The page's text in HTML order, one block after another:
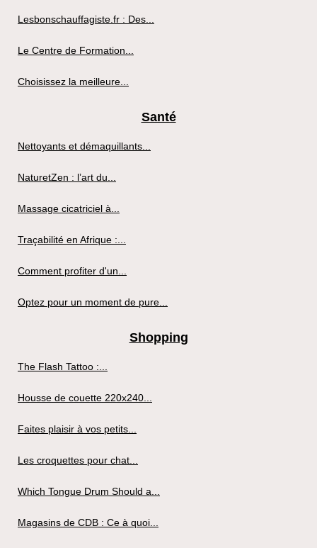
Lesbonschauffagiste.fr : Des...
Le Centre de Formation...
Choisissez la meilleure...
Santé
Nettoyants et démaquillants...
NaturetZen : l’art du...
Massage cicatriciel à...
Traçabilité en Afrique :...
Comment profiter d'un...
Optez pour un moment de pure...
Shopping
The Flash Tattoo :...
Housse de couette 220x240...
Faites plaisir à vos petits...
Les croquettes pour chat...
Which Tongue Drum Should a...
Magasins de CDB : Ce à quoi...